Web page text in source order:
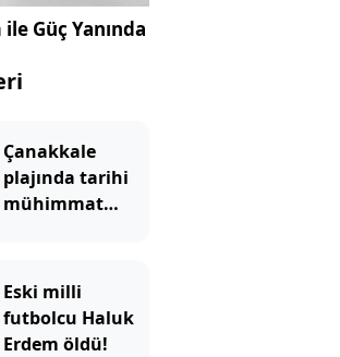
Güç Yanında
Çanakkale
plajında tarihi
mühimmat
Eski milli
futbolcu Haluk
Erdem öldü!